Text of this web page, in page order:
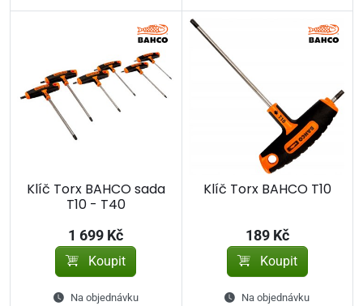
Klíč Torx BAHCO sada
T10 - T40
1 699 Kč
Koupit
Na objednávku
Klíč Torx BAHCO T10
189 Kč
Koupit
Na objednávku